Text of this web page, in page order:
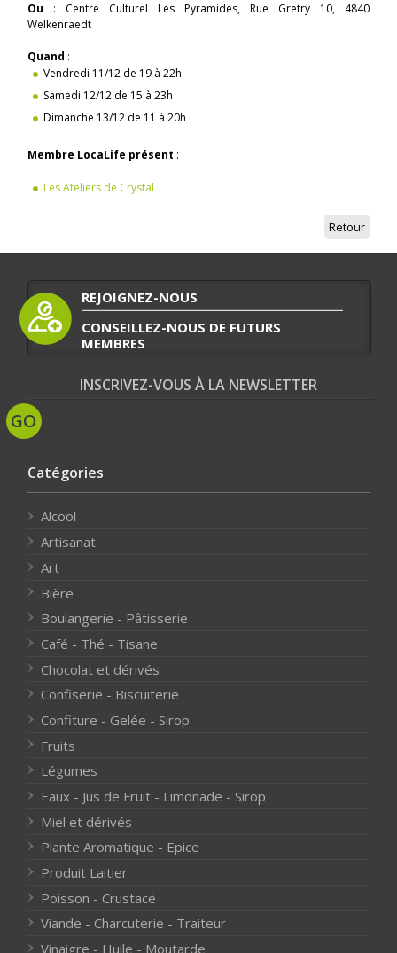
Ou : Centre Culturel Les Pyramides, Rue Gretry 10, 4840
Welkenraedt
Quand :
Vendredi 11/12 de 19 à 22h
Samedi 12/12 de 15 à 23h
Dimanche 13/12 de 11 à 20h
Membre LocaLife présent :
Les Ateliers de Crystal
Retour
REJOIGNEZ-NOUS
CONSEILLEZ-NOUS DE FUTURS
MEMBRES
INSCRIVEZ-VOUS À LA NEWSLETTER
Catégories
Alcool
Artisanat
Art
Bière
Boulangerie - Pâtisserie
Café - Thé - Tisane
Chocolat et dérivés
Confiserie - Biscuiterie
Confiture - Gelée - Sirop
Fruits
Légumes
Eaux - Jus de Fruit - Limonade - Sirop
Miel et dérivés
Plante Aromatique - Epice
Produit Laitier
Poisson - Crustacé
Viande - Charcuterie - Traiteur
Vinaigre - Huile - Moutarde